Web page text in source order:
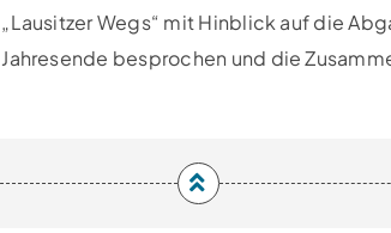
„Lausitzer Wegs“ mit Hinblick auf die
Jahresende besprochen und die